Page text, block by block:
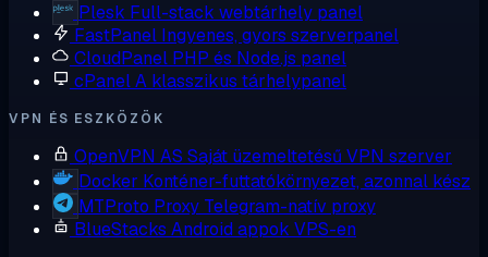
Plesk Full-stack webtárhely panel
FastPanel Ingyenes, gyors szerverpanel
CloudPanel PHP és Node.js panel
cPanelA klasszikus tárhelypanel
VPN ÉS ESZKÖZÖK
OpenVPN AS Saját üzemeltetésű VPN szerver
Docker Konténer-futtatókörnyezet, azonnal kész
MTProto Proxy Telegram-natív proxy
BlueStacks Android appok VPS-en